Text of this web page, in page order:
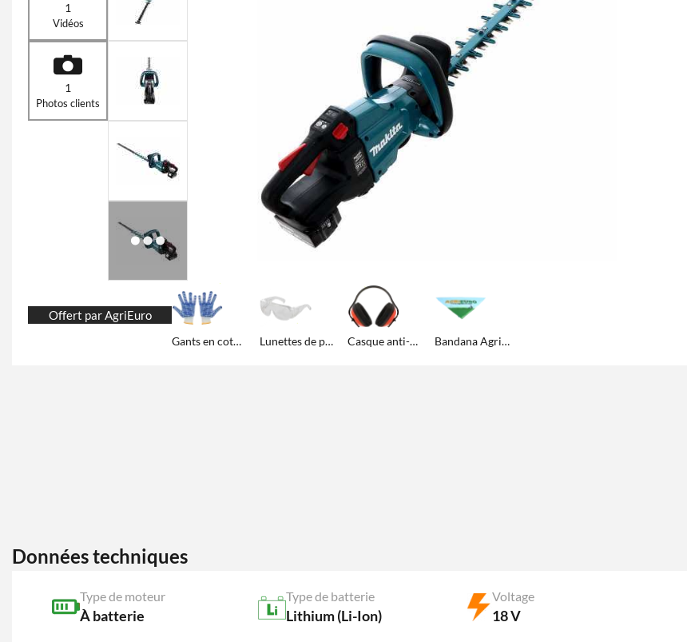
1
Vidéos
1
Photos clients
Offert par AgriEuro
Gants en coton avec rainures en caoutchouc Lunettes de protection Casque anti-bruit Bandana Agrieuro
Données techniques
Type de moteur
À batterie
Type de batterie
Lithium (Li-Ion)
Voltage
18 V